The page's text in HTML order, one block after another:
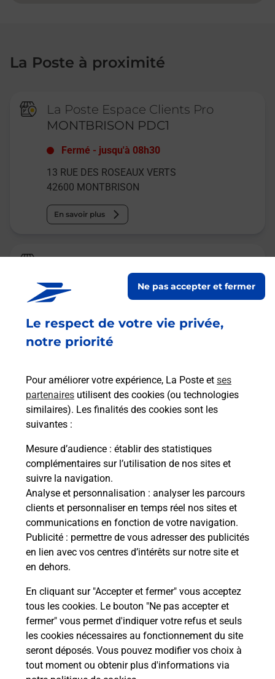
Le respect de votre vie privée,
notre priorité
Pour améliorer votre expérience, La Poste et ses
partenaires utilisent des cookies (ou technologies
similaires). Les finalités des cookies sont les
suivantes :
Mesure d’audience : établir des statistiques
complémentaires sur l’utilisation de nos sites et
suivre la navigation.
Analyse et personnalisation : analyser les parcours
clients et personnaliser en temps réel nos sites et
communications en fonction de votre navigation.
Publicité : permettre de vous adresser des publicités
en lien avec vos centres d’intérêts sur notre site et
en dehors.
En cliquant sur "Accepter et fermer" vous acceptez
tous les cookies. Le bouton "Ne pas accepter et
fermer" vous permet d'indiquer votre refus et seuls
les cookies nécessaires au fonctionnement du site
seront déposés. Vous pouvez modifier vos choix à
tout moment ou obtenir plus d'informations via
Ne pas accepter et fermer
La Poste à proximité
La Poste Espace Clients Pro
MONTBRISON PDC1
Fermé - jusqu'à 08h30
13 RUE DES ROSEAUX VERTS
42600 MONTBRISON
En savoir plus
Relais Pickup
LE GARDE MANGER
jusqu'à 08h30
33 RUE DE SAINT ANTHEME
42600 MONTBRISON
Malin !
La Poste
en ligne
Ouvert 24h/24
En savoir plus
MONTBRISON
CONSIGNE INTERMARCHE MONTBRISON